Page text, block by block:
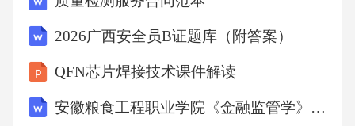
（）
胞。（）
2026广西安全员B证题库（附答案）
QFN芯片焊接技术课件解读
安徽粮食工程职业学院《金融监管学》2025-2026学年期末试卷